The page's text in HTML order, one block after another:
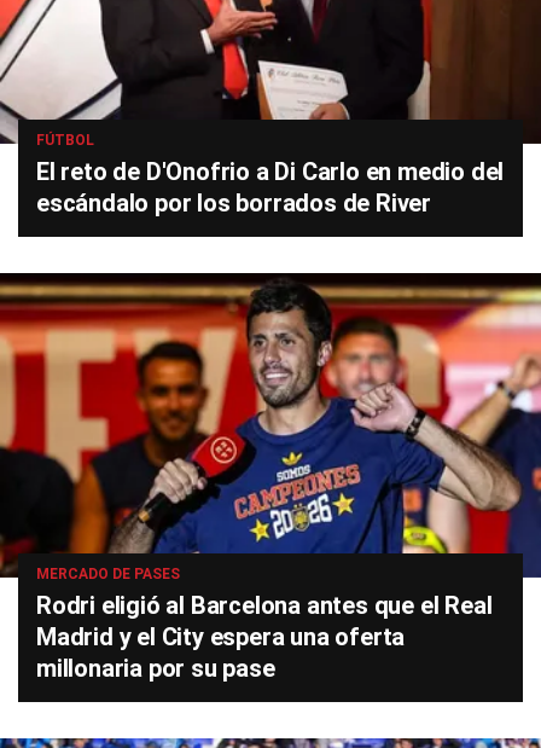
FÚTBOL
El reto de D'Onofrio a Di Carlo en medio del
escándalo por los borrados de River
MERCADO DE PASES
Rodri eligió al Barcelona antes que el Real
Madrid y el City espera una oferta
millonaria por su pase